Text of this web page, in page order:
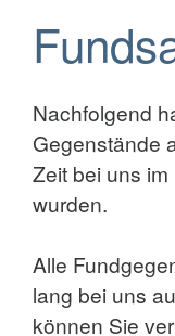
Nachfolgend
Gegenstände
Zeit bei uns
wurden.
Alle
lang bei uns
können Sie